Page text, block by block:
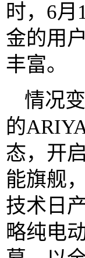
时，6月
金的用
丰富。
情况
的
态，开
能旗舰
技术日
略纯电